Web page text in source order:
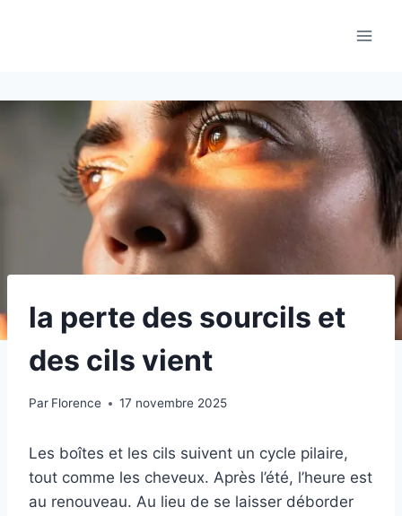
la perte des sourcils et
des cils vient
Par Florence 17 novembre 2025
Les boîtes et les cils suivent un cycle pilaire,
tout comme les cheveux. Après l’été, l’heure est
au renouveau. Au lieu de se laisser déborder